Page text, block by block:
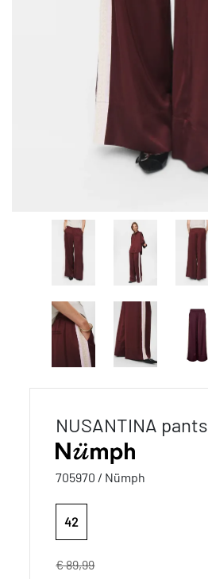
NUSANTINA pants
705970 / Nümph
42
€ 89,99